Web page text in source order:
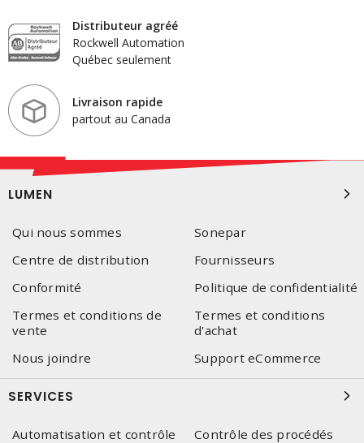
Distributeur agréé
Rockwell Automation
Québec seulement
Livraison rapide
partout au Canada
LUMEN
Qui nous sommes
Sonepar
Centre de distribution
Fournisseurs
Conformité
Politique de confidentialité
Termes et conditions de
vente
Termes et conditions
d'achat
Nous joindre
Support eCommerce
SERVICES
Automatisation et contrôle
Contrôle des procédés